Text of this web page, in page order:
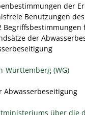
der
Benutzungen
der
Württemberg (WG)
Abwasserbeseitigung
über die